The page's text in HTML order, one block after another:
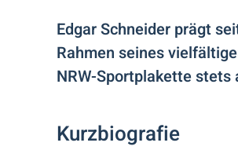
Edgar Schneider prägt
Rahmen seines
NRW-Sportplakette
Kurzbiografie